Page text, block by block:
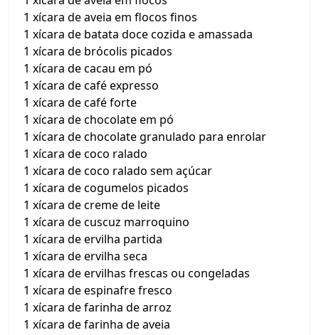
1 xícara de aveia em flocos finos
1 xícara de batata doce cozida e amassada
1 xícara de brócolis picados
1 xícara de cacau em pó
1 xícara de café expresso
1 xícara de café forte
1 xícara de chocolate em pó
1 xícara de chocolate granulado para enrolar
1 xícara de coco ralado
1 xícara de coco ralado sem açúcar
1 xícara de cogumelos picados
1 xícara de creme de leite
1 xícara de cuscuz marroquino
1 xícara de ervilha partida
1 xícara de ervilha seca
1 xícara de ervilhas frescas ou congeladas
1 xícara de espinafre fresco
1 xícara de farinha de arroz
1 xícara de farinha de aveia